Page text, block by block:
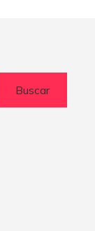
Buscar